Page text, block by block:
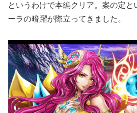
というわけで本編クリア。案の定と
ーラの暗躍が際立ってきました。